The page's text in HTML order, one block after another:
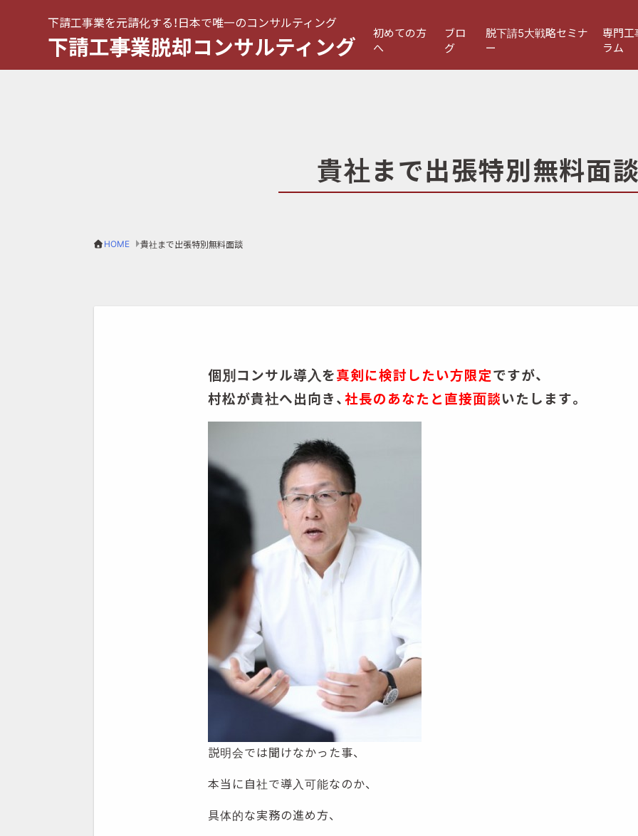
下請工事業を元請化する！日本で唯一のコンサルティング
下請工事業脱却コンサルティング
初めての方
へ
ブロ
グ
脱下請5大戦略セミナ
ー
専門
ラム
貴社まで出張特別無料面談
HOME 貴社まで出張特別無料面談
個別コンサル導入を真剣に検討したい方限定ですが、
村松が貴社へ出向き、社長のあなたと直接面談いたします。
説明会では聞けなかった事、
本当に自社で導入可能なのか、
具体的な実務の進め方、